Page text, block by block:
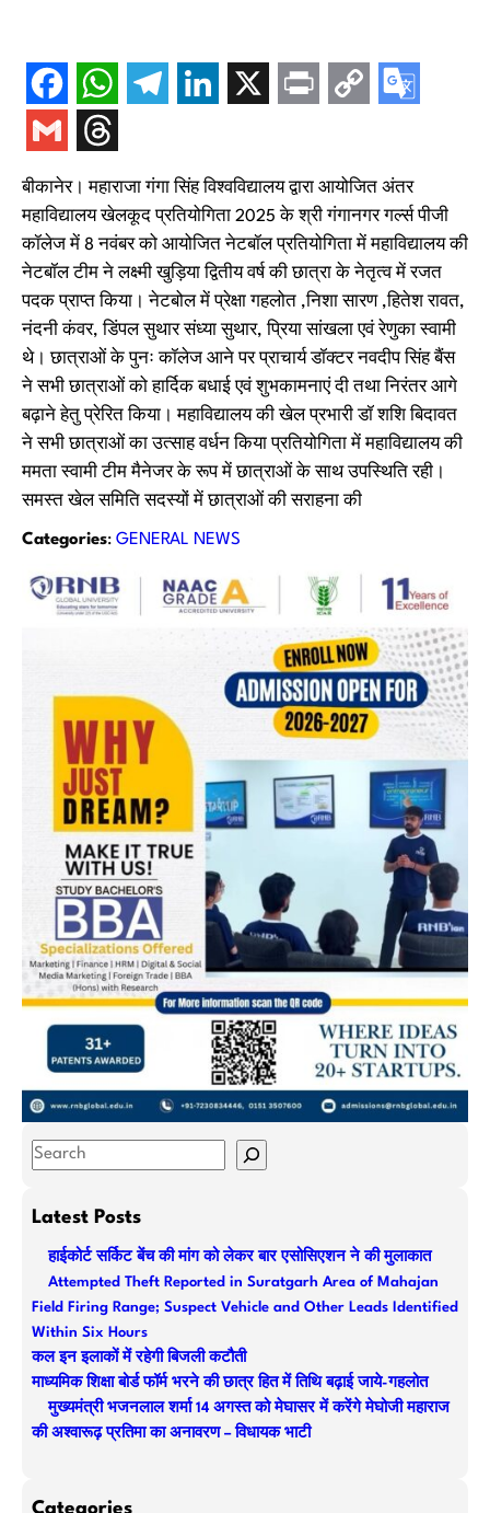
बीकानेर। महाराजा गंगा सिंह विश्वविद्यालय द्वारा आयोजित अंतर
महाविद्यालय खेलकूद प्रतियोगिता 2025 के श्री गंगानगर गर्ल्स पीजी
कॉलेज में 8 नवंबर को आयोजित नेटबॉल प्रतियोगिता में महाविद्यालय की
नेटबॉल टीम ने लक्ष्मी खुड़िया द्वितीय वर्ष की छात्रा के नेतृत्व में रजत
पदक प्राप्त किया। नेटबोल में प्रेक्षा गहलोत ,निशा सारण ,हितेश रावत,
नंदनी कंवर, डिंपल सुथार संध्या सुथार, प्रिया सांखला एवं रेणुका स्वामी
थे। छात्राओं के पुनः कॉलेज आने पर प्राचार्य डॉक्टर नवदीप सिंह बैंस
ने सभी छात्राओं को हार्दिक बधाई एवं शुभकामनाएं दी तथा निरंतर आगे
बढ़ाने हेतु प्रेरित किया। महाविद्यालय की खेल प्रभारी डॉ शशि बिदावत
ने सभी छात्राओं का उत्साह वर्धन किया प्रतियोगिता में महाविद्यालय की
ममता स्वामी टीम मैनेजर के रूप में छात्राओं के साथ उपस्थिति रही।
समस्त खेल समिति सदस्यों में छात्राओं की सराहना की
Categories: GENERAL NEWS
S
aLatest Posts
हाईकोर्ट सर्किट बेंच की मांग को लेकर बार एसोसिएशन ने की मुलाकात
Attempted Theft Reported in Suratgarh Area of Mahajan
Field Firing Range; Suspect Vehicle and Other Leads Identified
Within Six Hours
कल इन इलाकों में रहेगी बिजली कटौती
माध्यमिक शिक्षा बोर्ड फॉर्म भरने की छात्र हित में तिथि बढ़ाई जाये-गहलोत
मुख्यमंत्री भजनलाल शर्मा 14 अगस्त को मेघासर में करेंगे मेघोजी महाराज
की अश्वारूढ़ प्रतिमा का अनावरण – विधायक भाटी
Categories